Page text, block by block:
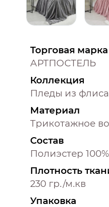
Торговая марка
АРТПОСТЕЛЬ
Коллекция
Пледы из
Материал
Трикотажное
Состав
Полиэстер 100%
Плотность
230 гр./м.кв
Упаковка